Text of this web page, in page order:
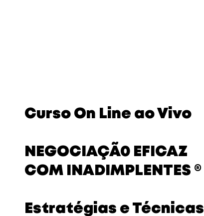
Curso On Line ao Vivo
NEGOCIAÇÃ0 EFICAZ
COM INADIMPLENTES ®
​Estratégias e Técnicas